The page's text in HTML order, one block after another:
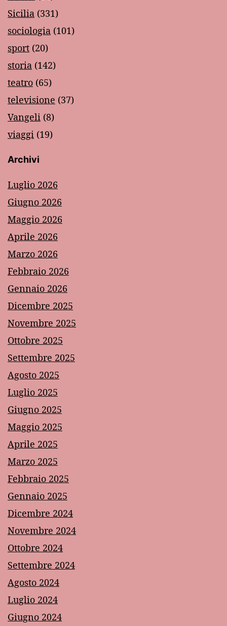
Sicilia (331)
sociologia (101)
sport (20)
storia (142)
teatro (65)
televisione (37)
Vangeli (8)
viaggi (19)
Archivi
Luglio 2026
Giugno 2026
Maggio 2026
Aprile 2026
Marzo 2026
Febbraio 2026
Gennaio 2026
Dicembre 2025
Novembre 2025
Ottobre 2025
Settembre 2025
Agosto 2025
Luglio 2025
Giugno 2025
Maggio 2025
Aprile 2025
Marzo 2025
Febbraio 2025
Gennaio 2025
Dicembre 2024
Novembre 2024
Ottobre 2024
Settembre 2024
Agosto 2024
Luglio 2024
Giugno 2024